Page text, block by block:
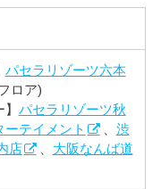
パセラリゾーツ六本
ロア)
パセラリゾーツ秋
テイメント
渋
店
大阪なんば道